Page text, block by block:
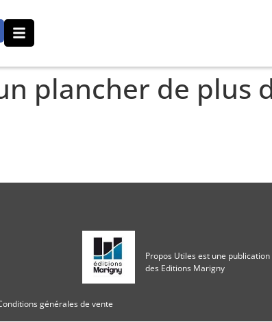
plancher de plus
Propos Utiles est une publication
des Editions Marigny
générales de vente